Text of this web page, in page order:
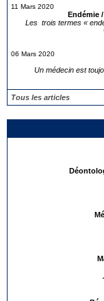
11 Mars 2020
Endémie
Les trois termes «
06 Mars 2020
Un médecin est
Tous les articles